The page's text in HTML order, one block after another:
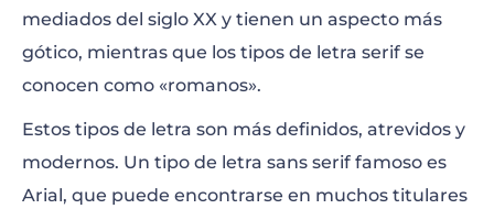
mediados del siglo XX y tienen un aspecto más
gótico, mientras que los tipos de letra serif se
conocen como «romanos».
Estos tipos de letra son más definidos, atrevidos y
modernos. Un tipo de letra sans serif famoso es
Arial, que puede encontrarse en muchos titulares